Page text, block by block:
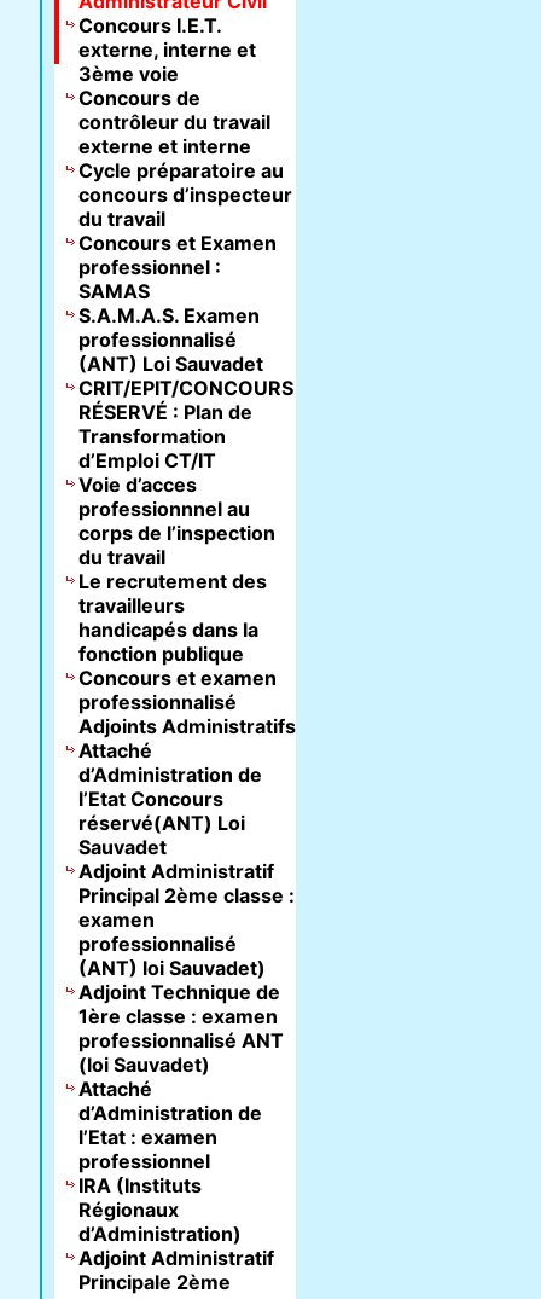
Concours I.E.T.
externe, interne et
3ème voie
Concours de
contrôleur du travail
externe et interne
Cycle préparatoire au
concours d’inspecteur
du travail
Concours et Examen
professionnel :
SAMAS
S.A.M.A.S. Examen
professionnalisé
(ANT) Loi Sauvadet
CRIT/EPIT/CONCOURS
RÉSERVÉ : Plan de
Transformation
d’Emploi CT/IT
Voie d’acces
professionnnel au
corps de l’inspection
du travail
Le recrutement des
travailleurs
handicapés dans la
fonction publique
Concours et examen
professionnalisé
Adjoints Administratifs
Attaché
d’Administration de
l’Etat Concours
réservé(ANT) Loi
Sauvadet
Adjoint Administratif
Principal 2ème classe :
examen
professionnalisé
(ANT) loi Sauvadet)
Adjoint Technique de
1ère classe : examen
professionnalisé ANT
(loi Sauvadet)
Attaché
d’Administration de
l’Etat : examen
professionnel
IRA (Instituts
Régionaux
d’Administration)
Adjoint Administratif
Principale 2ème